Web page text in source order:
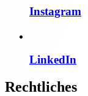
Instagram
LinkedIn
Rechtliches